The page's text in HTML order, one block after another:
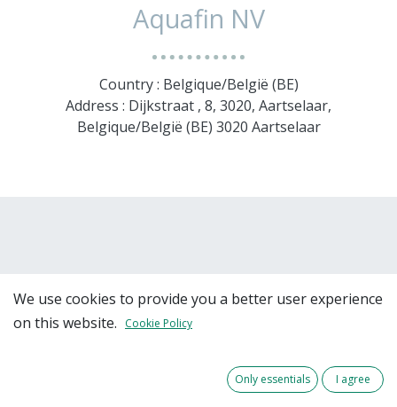
Aquafin NV
Country : Belgique/België (BE)
Address : Dijkstraat , 8, 3020, Aartselaar,
Belgique/België (BE) 3020 Aartselaar
Team Members
We use cookies to provide you a better user experience
on this website.
Cookie Policy
Only essentials I agree